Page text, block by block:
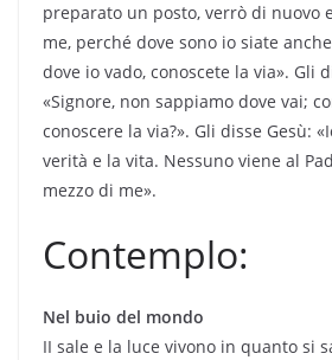
preparato un posto, verrò di nuovo
me, perché dove sono io siate
dove io vado, conoscete la via». Gli
«Signore, non sappiamo dove vai;
conoscere la via?». Gli disse Gesù:
verità e la vita. Nessuno viene al
mezzo di me».
Contemplo:
Nel buio del mondo
II sale e la luce vivono in quanto si